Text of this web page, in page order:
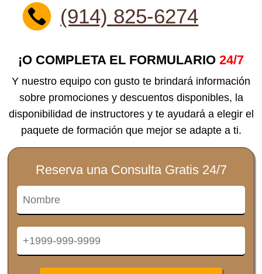
(914) 825-6274
¡O COMPLETA EL FORMULARIO 24/7
Y nuestro equipo con gusto te brindará información
sobre promociones y descuentos disponibles, la
disponibilidad de instructores y te ayudará a elegir el
paquete de formación que mejor se adapte a ti.
Reserva una Consulta Gratis 24/7